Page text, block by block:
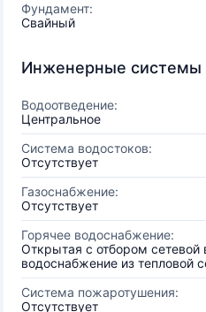
Фундамент:
Свайный
Инженерные системы
Водоотведение:
Центральное
Система водостоков:
Отсутствует
Газоснабжение:
Отсутствует
Горячее водоснабжение:
Открытая с отбором сетевой
водоснабжение из тепловой
Система пожаротушения:
Отсутствует